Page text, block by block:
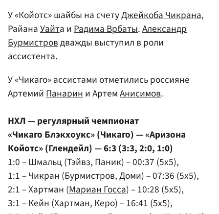
У «Койотс» шайбы на счетуДжейкоба Чикрана,
РайанаУайта иРадима Врбаты.Александр
Бурмистровдважды выступил в роли
ассистента.
У «Чикаго» ассистами отметились россияне
Артемий Панарин и АртемАнисимов.
НХЛ — регулярный чемпионат
«Чикаго Блэкхоукс» (Чикаго) — «Аризона
Койотс» (Глендейл) — 6:3 (3:3, 2:0, 1:0)
1:0 – Шмальц (Тэйвз, Паник) – 00:37 (5x5),
1:1 – Чикран (Бурмистров, Доми) – 07:36 (5x5),
2:1 – Хартман (Мариан Госса) – 10:28 (5x5),
3:1 – Кейн (Хартман, Керо) – 16:41 (5x5),